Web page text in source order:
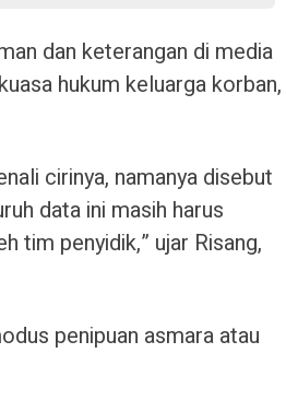
dan keterangan di media
hukum keluarga korban,
cirinya, namanya disebut
data ini masih harus
tim penyidik,” ujar Risang,
penipuan asmara atau